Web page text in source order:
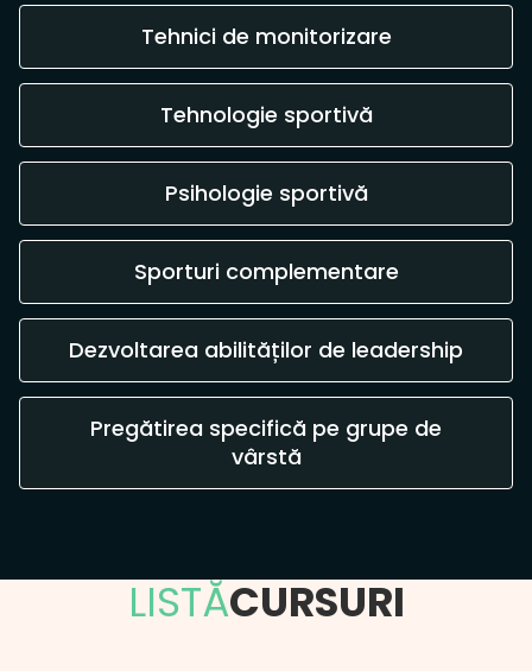
Tehnici de monitorizare
Tehnologie sportivă
Psihologie sportivă
Sporturi complementare
Dezvoltarea abilităților de leadership
Pregătirea specifică pe grupe de
vârstă
LISTĂCURSURI